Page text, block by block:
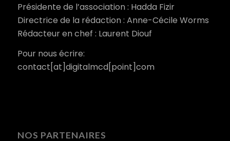
Présidente de l’association : Hadda Fizir
Directrice de la rédaction : Anne-Cécile Worms
Rédacteur en chef : Laurent Diouf
Pour nous écrire:
contact[at]digitalmcd[point]com
NOS PARTENAIRES